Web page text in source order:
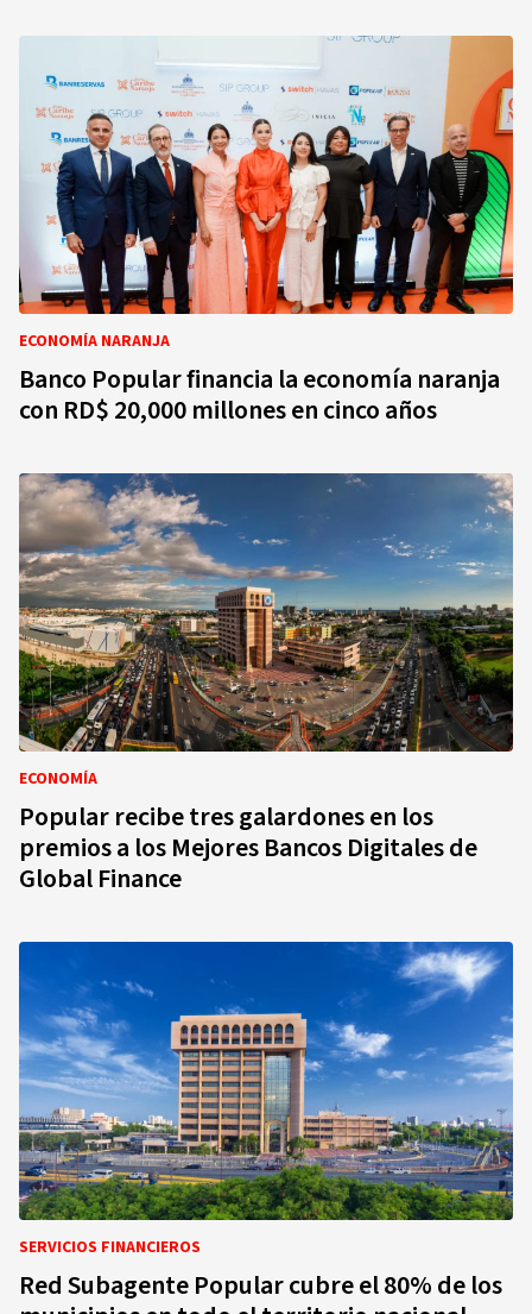
ECONOMÍA NARANJA
Banco Popular financia la economía naranja
con RD$ 20,000 millones en cinco años
ECONOMÍA
Popular recibe tres galardones en los
premios a los Mejores Bancos Digitales de
Global Finance
SERVICIOS FINANCIEROS
Red Subagente Popular cubre el 80% de los